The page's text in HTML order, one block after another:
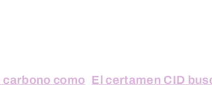
carbono como
El certamen CID